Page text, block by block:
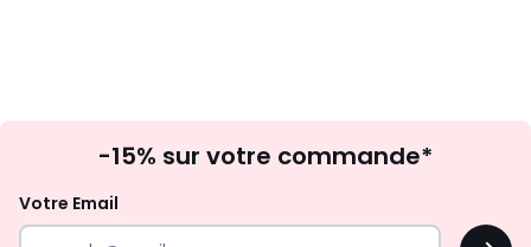
à
newsletter
-15% sur votre commande*
Votre Email
OK